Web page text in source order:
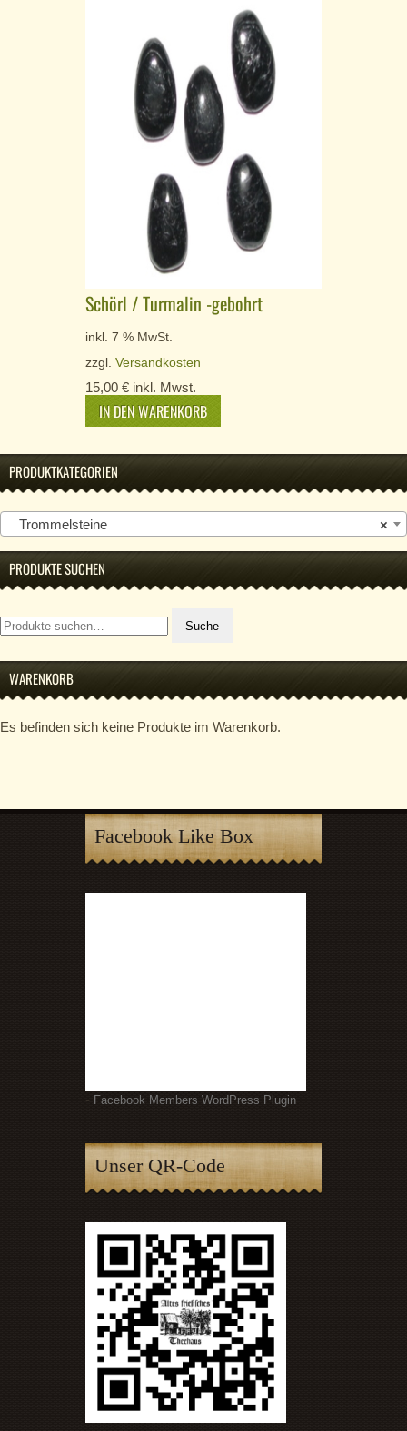
Schörl / Turmalin -gebohrt
inkl. 7 % MwSt.
zzgl. Versandkosten
15,00 € inkl. Mwst.
IN DEN WARENKORB
PRODUKTKATEGORIEN
×
Trommelsteine
PRODUKTE SUCHEN
Suche
nach:
Suche
WARENKORB
Es befinden sich keine Produkte im Warenkorb.
Facebook Like Box
- Facebook Members WordPress Plugin
Unser QR-Code